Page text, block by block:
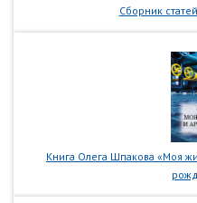
Сборник
Книга Олега Шпакова «Моя